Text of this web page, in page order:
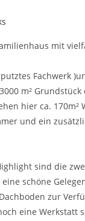
mit
Fachwerk
m²
hier ca. 170m²
und ein
sind die
schöne
zur
eine Werkstatt